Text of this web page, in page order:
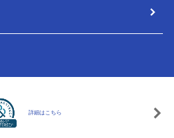
詳細はこちら